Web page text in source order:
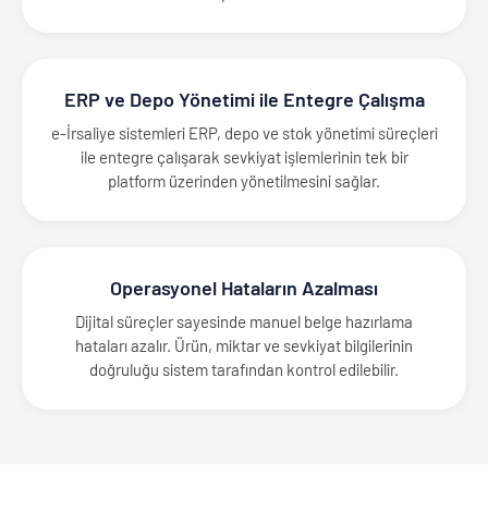
ERP ve Depo Yönetimi ile Entegre Çalışma
e-İrsaliye sistemleri ERP, depo ve stok yönetimi süreçleri
ile entegre çalışarak sevkiyat işlemlerinin tek bir
platform üzerinden yönetilmesini sağlar.
Operasyonel Hataların Azalması
Dijital süreçler sayesinde manuel belge hazırlama
hataları azalır. Ürün, miktar ve sevkiyat bilgilerinin
doğruluğu sistem tarafından kontrol edilebilir.